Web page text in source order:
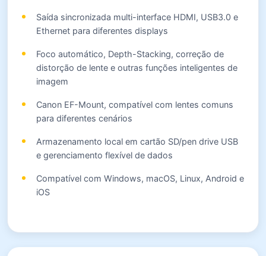
Saída sincronizada multi-interface HDMI, USB3.0 e
Ethernet para diferentes displays
Foco automático, Depth-Stacking, correção de
distorção de lente e outras funções inteligentes de
imagem
Canon EF-Mount, compatível com lentes comuns
para diferentes cenários
Armazenamento local em cartão SD/pen drive USB
e gerenciamento flexível de dados
Compatível com Windows, macOS, Linux, Android e
iOS